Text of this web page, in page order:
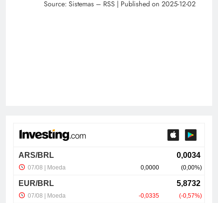
Source: Sistemas – RSS Published on 2025-12-02